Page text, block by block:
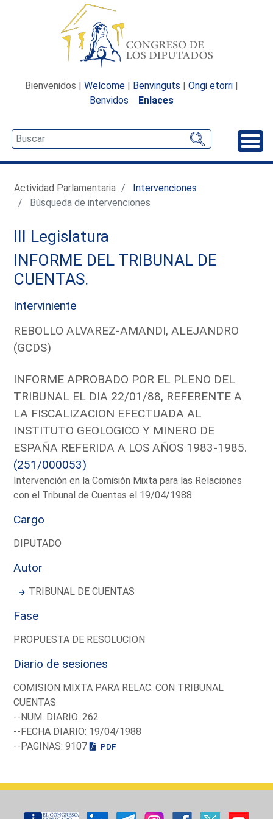
Bienvenidos | Welcome | Benvinguts | Ongi etorri |
Benvidos
Enlaces
Actividad Parlamentaria
Intervenciones
Búsqueda de intervenciones
III Legislatura
INFORME DEL TRIBUNAL DE
CUENTAS.
Interviniente
REBOLLO ALVAREZ-AMANDI, ALEJANDRO
(GCDS)
INFORME APROBADO POR EL PLENO DEL
TRIBUNAL EL DIA 22/01/88, REFERENTE A
LA FISCALIZACION EFECTUADA AL
INSTITUTO GEOLOGICO Y MINERO DE
ESPAÑA REFERIDA A LOS AÑOS 1983-1985.
(251/000053)
Intervención en la Comisión Mixta para las Relaciones
con el Tribunal de Cuentas el 19/04/1988
Cargo
DIPUTADO
Autor
TRIBUNAL DE CUENTAS
Fase
PROPUESTA DE RESOLUCION
Diario de sesiones
COMISION MIXTA PARA RELAC. CON TRIBUNAL
CUENTAS
--NUM. DIARIO: 262
--FECHA DIARIO: 19/04/1988
--PAGINAS: 9107
PDF